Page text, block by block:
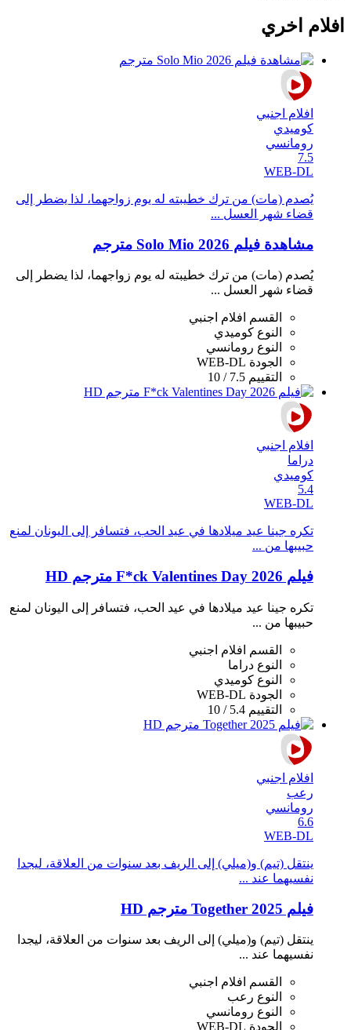
افلام اخري
افلام اجنبي
كوميدي
رومانسي
7.5
WEB-DL
يُصدم (مات) من ترك خطيبته له يوم زواجهما، لذا يضطر إلى
قضاء شهر العسل ...
مشاهدة فيلم Solo Mio 2026 مترجم
يُصدم (مات) من ترك خطيبته له يوم زواجهما، لذا يضطر إلى
قضاء شهر العسل ...
القسم
افلام اجنبي
النوع كوميدي
النوع رومانسي
الجودة WEB-DL
التقييم 7.5 / 10
افلام اجنبي
دراما
كوميدي
5.4
WEB-DL
تكره جينا عيد ميلادها في عيد الحب، فتسافر إلى اليونان لمنع
حبيبها من ...
فيلم F*ck Valentines Day 2026 مترجم HD
تكره جينا عيد ميلادها في عيد الحب، فتسافر إلى اليونان لمنع
حبيبها من ...
القسم
افلام اجنبي
النوع دراما
النوع كوميدي
الجودة WEB-DL
التقييم 5.4 / 10
افلام اجنبي
رعب
رومانسي
6.6
WEB-DL
ينتقل (تيم) و(ميلي) إلى الريف بعد سنوات من العلاقة، ليجدا
نفسيهما عند ...
فيلم Together 2025 مترجم HD
ينتقل (تيم) و(ميلي) إلى الريف بعد سنوات من العلاقة، ليجدا
نفسيهما عند ...
القسم
افلام اجنبي
النوع رعب
النوع رومانسي
الجودة WEB-DL